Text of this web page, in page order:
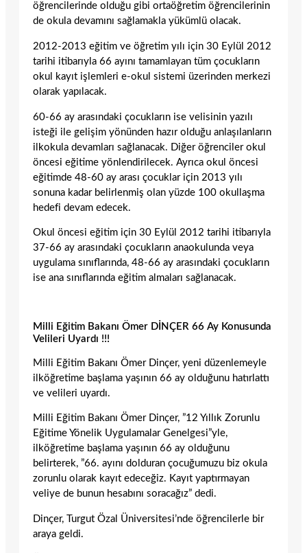
öğrencilerinde olduğu gibi ortaöğretim öğrencilerinin
de okula devamını sağlamakla yükümlü olacak.
2012-2013 eğitim ve öğretim yılı için 30 Eylül 2012
tarihi itibarıyla 66 ayını tamamlayan tüm çocukların
okul kayıt işlemleri e-okul sistemi üzerinden merkezi
olarak yapılacak.
60-66 ay arasındaki çocukların ise velisinin yazılı
isteği ile gelişim yönünden hazır olduğu anlaşılanların
ilkokula devamları sağlanacak. Diğer öğrenciler okul
öncesi eğitime yönlendirilecek. Ayrıca okul öncesi
eğitimde 48-60 ay arası çocuklar için 2013 yılı
sonuna kadar belirlenmiş olan yüzde 100 okullaşma
hedefi devam edecek.
Okul öncesi eğitim için 30 Eylül 2012 tarihi itibarıyla
37-66 ay arasındaki çocukların anaokulunda veya
uygulama sınıflarında, 48-66 ay arasındaki çocukların
ise ana sınıflarında eğitim almaları sağlanacak.
Milli Eğitim Bakanı Ömer DİNÇER 66 Ay Konusunda
Velileri Uyardı !!!
Milli Eğitim Bakanı Ömer Dinçer, yeni düzenlemeyle
ilköğretime başlama yaşının 66 ay olduğunu hatırlattı
ve velileri uyardı.
Milli Eğitim Bakanı Ömer Dinçer, ”12 Yıllık Zorunlu
Eğitime Yönelik Uygulamalar Genelgesi”yle,
ilköğretime başlama yaşının 66 ay olduğunu
belirterek, ”66. ayını dolduran çocuğumuzu biz okula
zorunlu olarak kayıt edeceğiz. Kayıt yaptırmayan
veliye de bunun hesabını soracağız” dedi.
Dinçer, Turgut Özal Üniversitesi’nde öğrencilerle bir
araya geldi.